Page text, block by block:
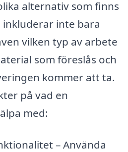
alternativ som finns
inte bara
vilken typ av arbete
som föreslås och
kommer att ta.
på vad en
med:
– Använda